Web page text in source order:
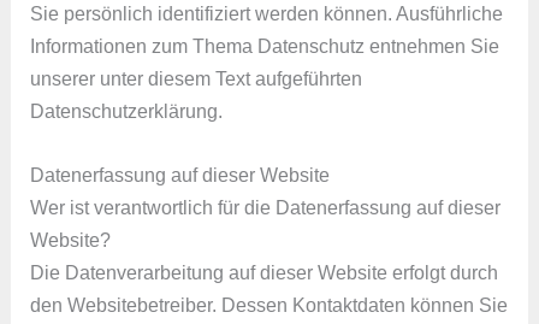
Sie persönlich identifiziert werden können. Ausführliche
Informationen zum Thema Datenschutz entnehmen Sie
unserer unter diesem Text aufgeführten
Datenschutzerklärung.
Datenerfassung auf dieser Website
Wer ist verantwortlich für die Datenerfassung auf dieser
Website?
Die Datenverarbeitung auf dieser Website erfolgt durch
den Websitebetreiber. Dessen Kontaktdaten können Sie